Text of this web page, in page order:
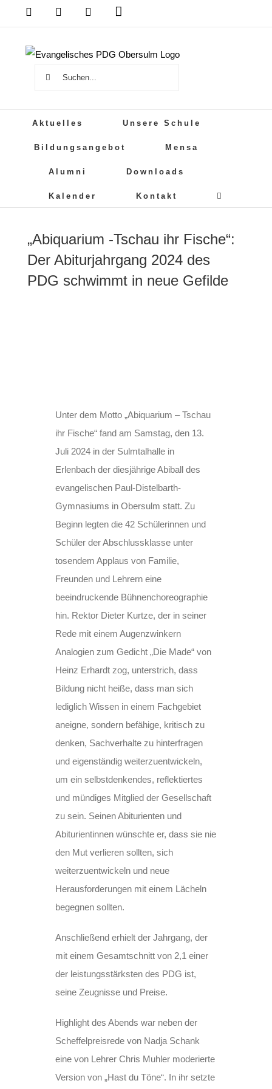
Inhalt
springen
DSB MensaPDG
PDG
Instagram
Suche
Aktuelles Unsere Schule
Bildungsangebot Mensa
Alumni Downloads
Kalender Kontakt
„Abiquarium -Tschau ihr Fische“:
Der Abiturjahrgang 2024 des
PDG schwimmt in neue Gefilde
Unter dem Motto „Abiquarium – Tschau
ihr Fische“ fand am Samstag, den 13.
Juli 2024 in der Sulmtalhalle in
Erlenbach der diesjährige Abiball des
evangelischen Paul-Distelbarth-
Gymnasiums in Obersulm statt. Zu
Beginn legten die 42 Schülerinnen und
Schüler der Abschlussklasse unter
tosendem Applaus von Familie,
Freunden und Lehrern eine
beeindruckende Bühnenchoreographie
hin. Rektor Dieter Kurtze, der in seiner
Rede mit einem Augenzwinkern
Analogien zum Gedicht „Die Made“ von
Heinz Erhardt zog, unterstrich, dass
Bildung nicht heiße, dass man sich
lediglich Wissen in einem Fachgebiet
aneigne, sondern befähige, kritisch zu
denken, Sachverhalte zu hinterfragen
und eigenständig weiterzuentwickeln,
um ein selbstdenkendes, reflektiertes
und mündiges Mitglied der Gesellschaft
zu sein. Seinen Abiturienten und
Abiturientinnen wünschte er, dass sie nie
den Mut verlieren sollten, sich
weiterzuentwickeln und neue
Herausforderungen mit einem Lächeln
begegnen sollten.
Anschließend erhielt der Jahrgang, der
mit einem Gesamtschnitt von 2,1 einer
der leistungsstärksten des PDG ist,
seine Zeugnisse und Preise.
Highlight des Abends war neben der
Scheffelpreisrede von Nadja Schank
eine von Lehrer Chris Muhler moderierte
Version von „Hast du Töne“. In ihr setzte